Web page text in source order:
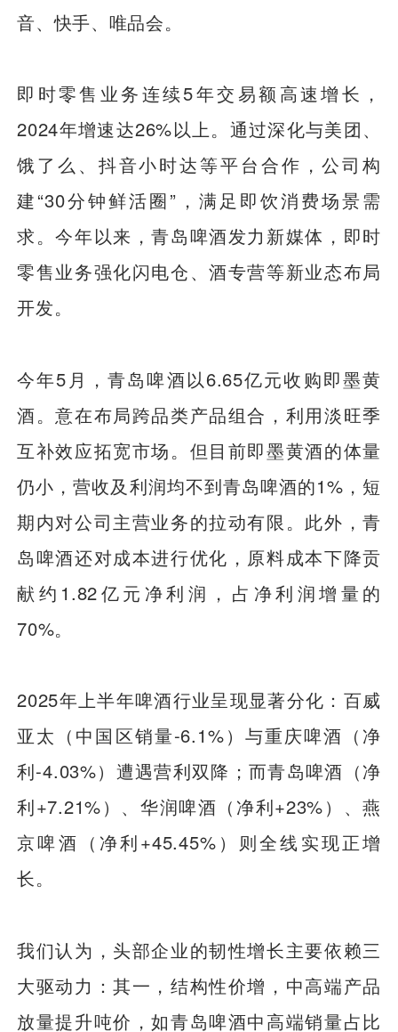
音、快手、唯品会。
即时零售业务连续5年交易额高速增长，
2024年增速达26%以上。通过深化与美团、
饿了么、抖音小时达等平台合作，公司构
建“30分钟鲜活圈”，满足即饮消费场景需
求。今年以来，青岛啤酒发力新媒体，即时
零售业务强化闪电仓、酒专营等新业态布局
开发。
今年5月，青岛啤酒以6.65亿元收购即墨黄
酒。意在布局跨品类产品组合，利用淡旺季
互补效应拓宽市场。但目前即墨黄酒的体量
仍小，营收及利润均不到青岛啤酒的1%，短
期内对公司主营业务的拉动有限。 此外，青
岛啤酒还对成本进行优化，原料成本下降贡
献约1.82亿元净利润，占净利润增量的
70%。
2025年上半年啤酒行业呈现显著分化：百威
亚太（中国区销量-6.1%）与重庆啤酒（净
利-4.03%）遭遇营利双降；而青岛啤酒（净
利+7.21%）、华润啤酒（净利+23%）、燕
京啤酒（净利+45.45%）则全线实现正增
长。
我们认为，头部企业的韧性增长主要依赖三
大驱动力：其一，结构性价增，中高端产品
放量提升吨价，如青岛啤酒中高端销量占比